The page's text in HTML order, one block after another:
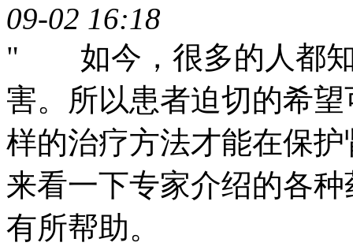
09-02 16:18
" 如今，很多的人都知
害。所以患者迫切的希
样的治疗方法才能在保
来看一下专家介绍的各
有所帮助。